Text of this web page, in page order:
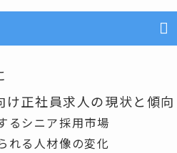
け正社員求人の現状と傾向
るシニア採用市場
れる人材像の変化